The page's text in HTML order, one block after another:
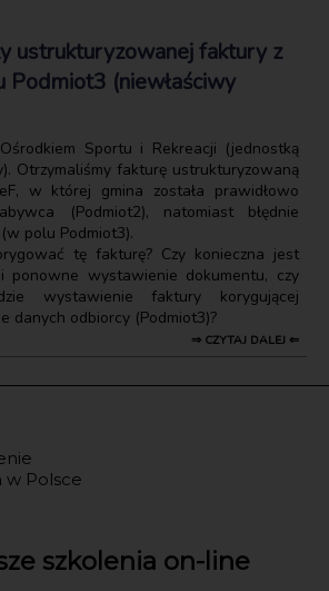
ustrukturyzowanej faktury z
Podmiot3 (niewłaściwy
Sportu i Rekreacji (jednostką
Otrzymaliśmy fakturę ustrukturyzowaną
w której gmina została prawidłowo
(Podmiot2), natomiast błędnie
polu Podmiot3).
tę fakturę? Czy konieczna jest
ponowne wystawienie dokumentu, czy
wystawienie faktury korygującej
danych odbiorcy (Podmiot3)?
⇒ CZYTAJ DALEJ ⇐
w Polsce
szkolenia on-line